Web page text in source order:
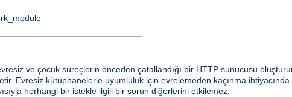
ve çocuk süreçlerin önceden çatallandığı bir HTTP sunucusu
Evresiz kütüphanelerle uyumluluk için evrelemeden kaçınma
herhangi bir istekle ilgili bir sorun diğerlerini etkilemez.